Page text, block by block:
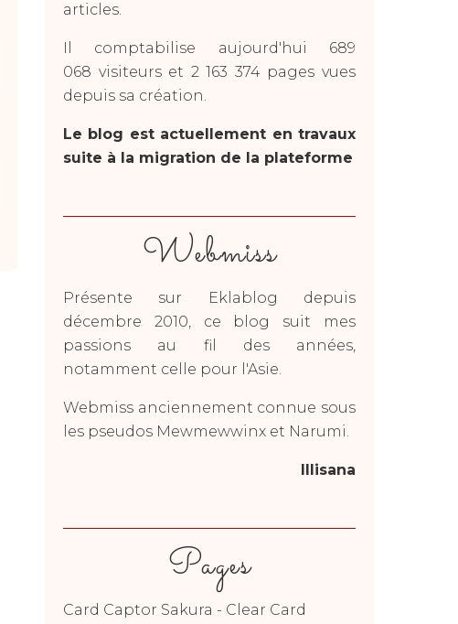
Pages
Card Captor Sakura - Clear Card
articles.
Il comptabilise aujourd'hui 689
068 visiteurs et 2 163 374 pages vues
depuis sa création.
Le blog est actuellement en travaux
suite à la migration de la plateforme
Webmiss
Présente sur Eklablog depuis
décembre 2010, ce blog suit mes
passions au fil des années,
notamment celle pour l'Asie.
Webmiss anciennement connue sous
les pseudos Mewmewwinx et Narumi.
Illisana